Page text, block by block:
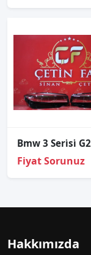
Fiyat Sorunuz
Hakkımızda